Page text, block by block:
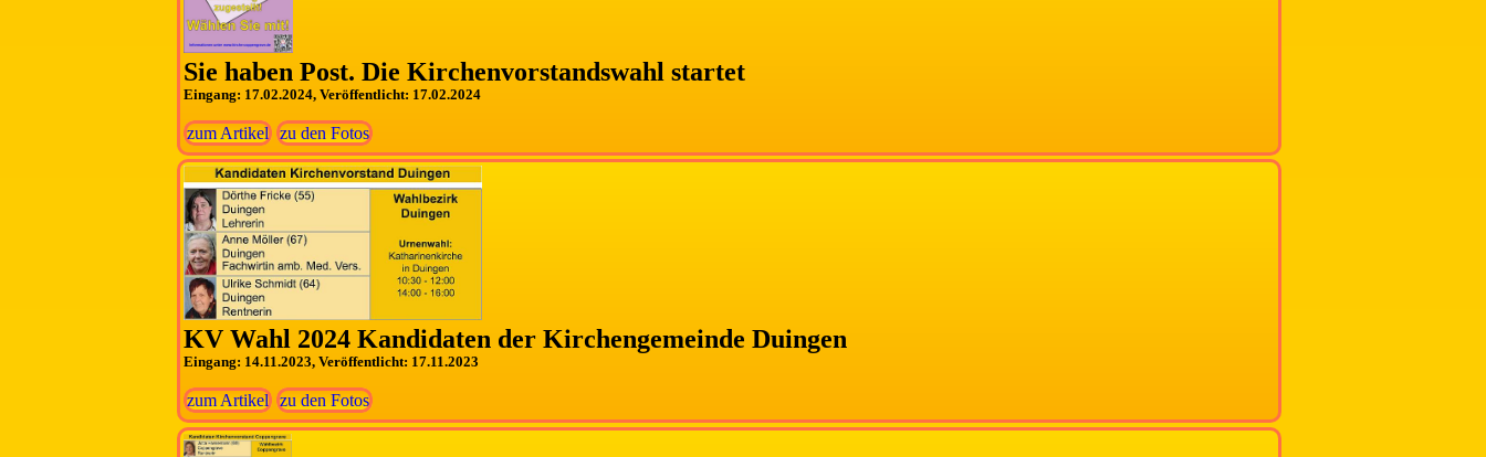
Sie haben Post. Die Kirchenvorstandswahl startet
Eingang: 17.02.2024, Veröffentlicht: 17.02.2024
zum Artikel zu den Fotos
KV Wahl 2024 Kandidaten der Kirchengemeinde Duingen
Eingang: 14.11.2023, Veröffentlicht: 17.11.2023
zum Artikel zu den Fotos